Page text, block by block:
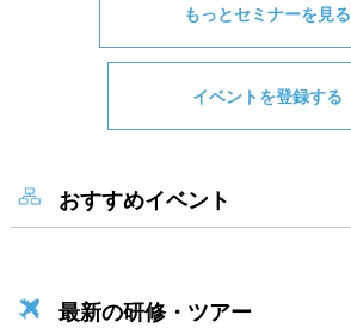
もっとセミナーを見る
イベントを登録する
おすすめイベント
最新の研修・ツアー